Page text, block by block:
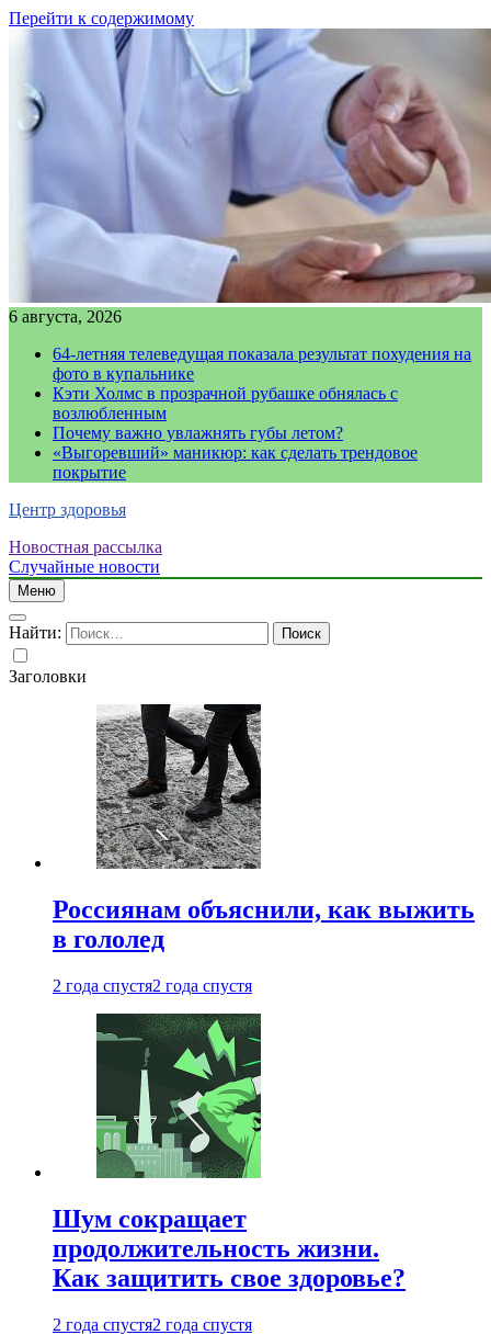
Перейти к содержимому
6 августа, 2026
64-летняя телеведущая показала результат похудения на
фото в купальнике
Кэти Холмс в прозрачной рубашке обнялась с
возлюбленным
Почему важно увлажнять губы летом?
«Выгоревший» маникюр: как сделать трендовое
покрытие
Центр здоровья
Новостная рассылка
Случайные новости
Меню
Найти:
Заголовки
Россиянам объяснили, как выжить
в гололед
2 года спустя2 года спустя
Шум сокращает
продолжительность жизни.
Как защитить свое здоровье?
2 года спустя2 года спустя